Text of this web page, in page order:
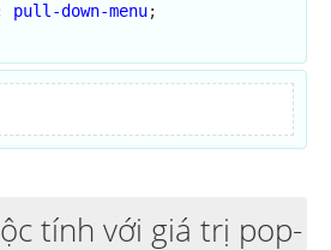
pull-down-menu;
tính với giá trị pop-